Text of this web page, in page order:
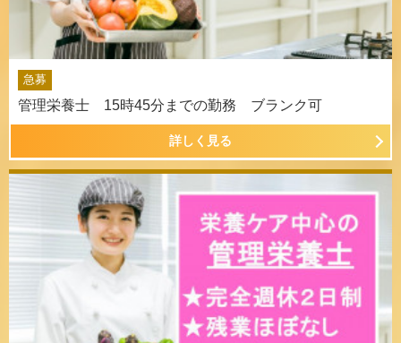
急募
管理栄養士 15時45分までの勤務 ブランク可
詳しく見る